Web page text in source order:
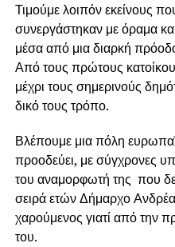
Τιμούμε λοιπόν εκείνους
συνεργάστηκαν με όραμα
μέσα από μια διαρκή
Από τους πρώτους
μέχρι τους σημερινούς
δικό τους τρόπο.
Βλέπουμε μια πόλη
προοδεύει, με σύγχρονες
του αναμορφωτή της που
σειρά ετών Δήμαρχο
χαρούμενος γιατί από την
του.